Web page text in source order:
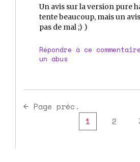
Un avis sur la version pure
tente beaucoup, mais un
pas de mal ;) )
Répondre à ce commentaire
un abus
Page préc.
1
2